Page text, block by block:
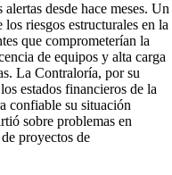
desde hace meses. Un
riesgos estructurales en la
que comprometerían la
de equipos y alta carga
La Contraloría, por su
estados financieros de la
confiable su situación
sobre problemas en
proyectos de